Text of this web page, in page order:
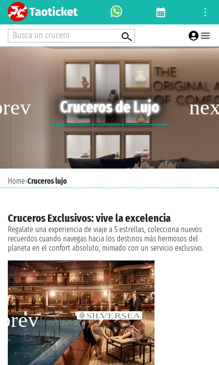
Busca un crucero
Cruceros de Lujo
Home›Cruceros lujo
Cruceros Exclusivos: vive la excelencia
Regalate una experiencia de viaje a 5 estrellas, colecciona nuevos
recuerdos cuando navegas hacia los destinos más hermosos del
planeta en el confort absoluto, mimado con un servicio exclusivo.
Silversea